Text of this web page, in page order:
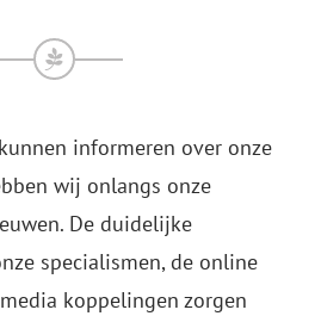
informeren over onze
wij onlangs onze
De duidelijke
specialismen, de online
koppelingen zorgen